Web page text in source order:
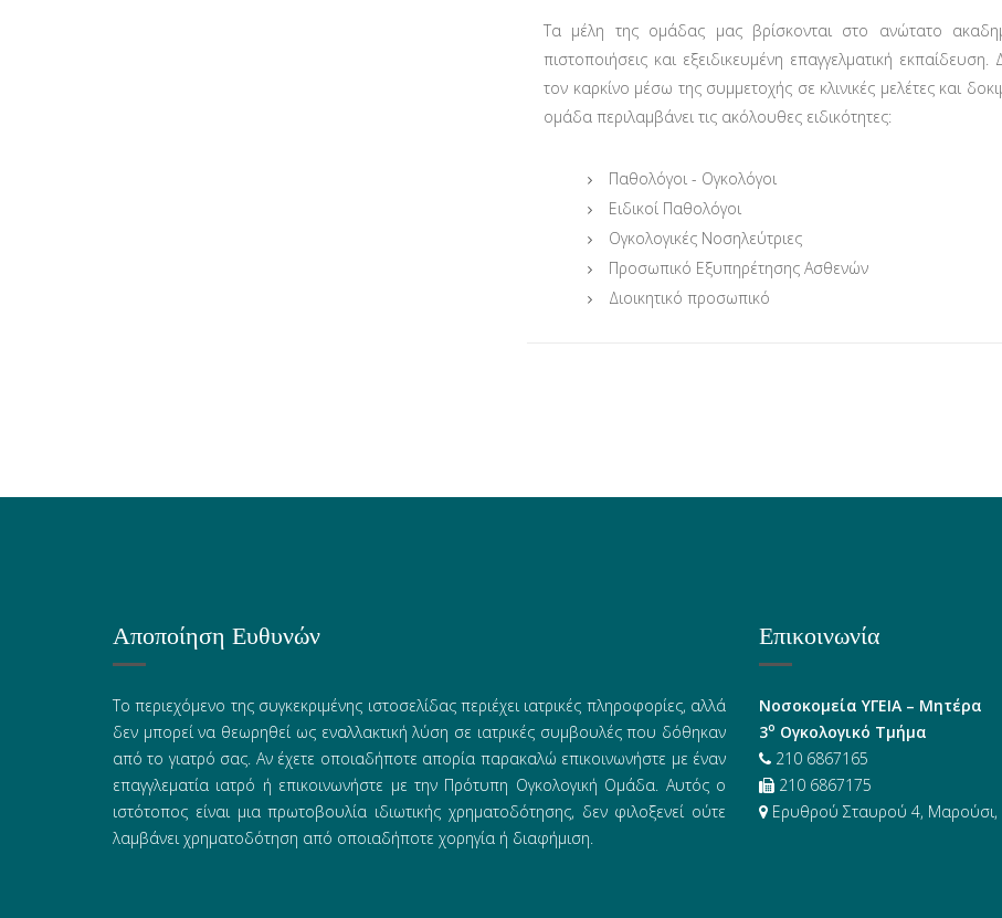
Τα μέλη της ομάδας μας βρίσκονται στο ανώτατο
πιστοποιήσεις και εξειδικευμένη επαγγελματική
τον καρκίνο μέσω της συμμετοχής σε κλινικές μελέτες και
ομάδα περιλαμβάνει τις ακόλουθες ειδικότητες:
Παθολόγοι - Ογκολόγοι
Ειδικοί Παθολόγοι
Ογκολογικές Νοσηλεύτριες
Προσωπικό Εξυπηρέτησης Ασθενών
Διοικητικό προσωπικό
Αποποίηση Ευθυνών
Το περιεχόμενο της συγκεκριμένης ιστοσελίδας περιέχει ιατρικές πληροφορίες, αλλά
δεν μπορεί να θεωρηθεί ως εναλλακτική λύση σε ιατρικές συμβουλές που δόθηκαν
από το γιατρό σας. Αν έχετε οποιαδήποτε απορία παρακαλώ επικοινωνήστε με έναν
επαγγλεματία ιατρό ή επικοινωνήστε με την Πρότυπη Ογκολογική Ομάδα. Αυτός ο
ιστότοπος είναι μια πρωτοβουλία ιδιωτικής χρηματοδότησης, δεν φιλοξενεί ούτε
λαμβάνει χρηματοδότηση από οποιαδήποτε χορηγία ή διαφήμιση.
Επικοινωνία
Νοσοκομεία ΥΓΕΙΑ – Μητέρα
3ο Ογκολογικό Τμήμα
210 6867165
210 6867175
Ερυθρού Σταυρού 4, Μαρούσι,